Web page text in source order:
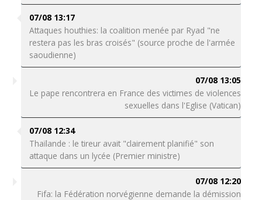
07/08 13:17
Attaques houthies: la coalition menée par Ryad "ne
restera pas les bras croisés" (source proche de l'armée
saoudienne)
07/08 13:05
Le pape rencontrera en France des victimes de violences
sexuelles dans l'Eglise (Vatican)
07/08 12:34
Thaïlande : le tireur avait "clairement planifié" son
attaque dans un lycée (Premier ministre)
07/08 12:20
Fifa: la Fédération norvégienne demande la démission